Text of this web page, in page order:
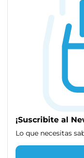
¡Suscribite al
Lo que necesitas